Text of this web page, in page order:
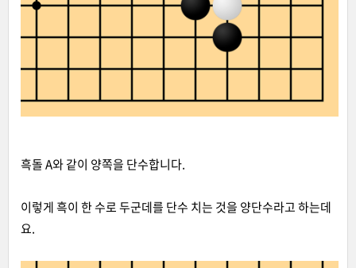
흑돌 A와 같이 양쪽을 단수합니다.
이렇게 흑이 한 수로 두군데를 단수 치는 것을 양단수라고 하는데
요.